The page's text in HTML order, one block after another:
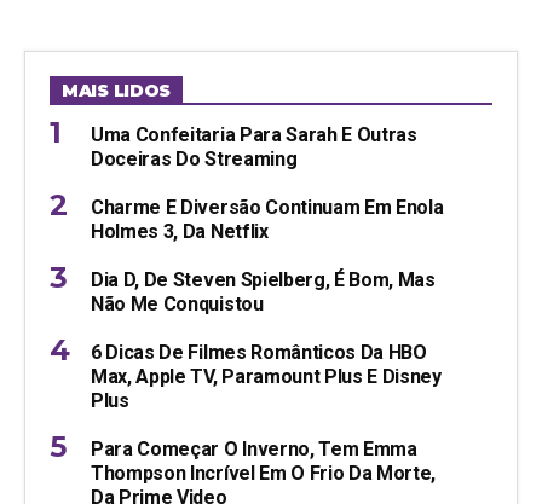
MAIS LIDOS
Uma Confeitaria Para Sarah E Outras
Doceiras Do Streaming
Charme E Diversão Continuam Em Enola
Holmes 3, Da Netflix
Dia D, De Steven Spielberg, É Bom, Mas
Não Me Conquistou
6 Dicas De Filmes Românticos Da HBO
Max, Apple TV, Paramount Plus E Disney
Plus
Para Começar O Inverno, Tem Emma
Thompson Incrível Em O Frio Da Morte,
Da Prime Video